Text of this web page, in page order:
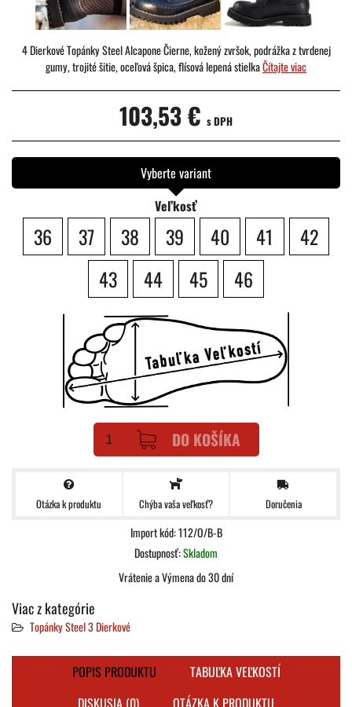
4 Dierkové Topánky Steel Alcapone Čierne, kožený zvršok, podrážka z tvrdenej
gumy, trojité šitie, oceľová špica, flísová lepená stielkaČítajte viac
103,53 € s DPH
Vyberte variant
Veľkosť
36 37 38 39 40 41
42
43
44 45 46
DO KOŠÍKA
Otázka k produktu Chýba vaša veľkosť? Doručenia
Import kód: 112/O/B-B
Dostupnosť:Skladom
Vrátenie a Výmena do 30 dní
Viac z kategórie
Topánky Steel 3 Dierkové
POPIS PRODUKTU
TABUĽKA VEĽKOSTÍ
DISKUSIA (0)
OTÁZKA K PRODUKTU